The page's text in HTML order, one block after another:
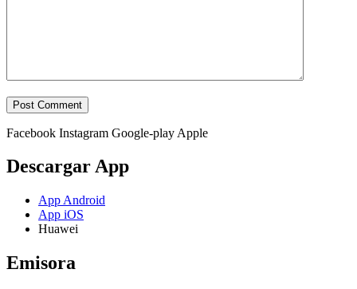
Facebook Instagram Google-play Apple
Descargar App
App Android
App iOS
Huawei
Emisora